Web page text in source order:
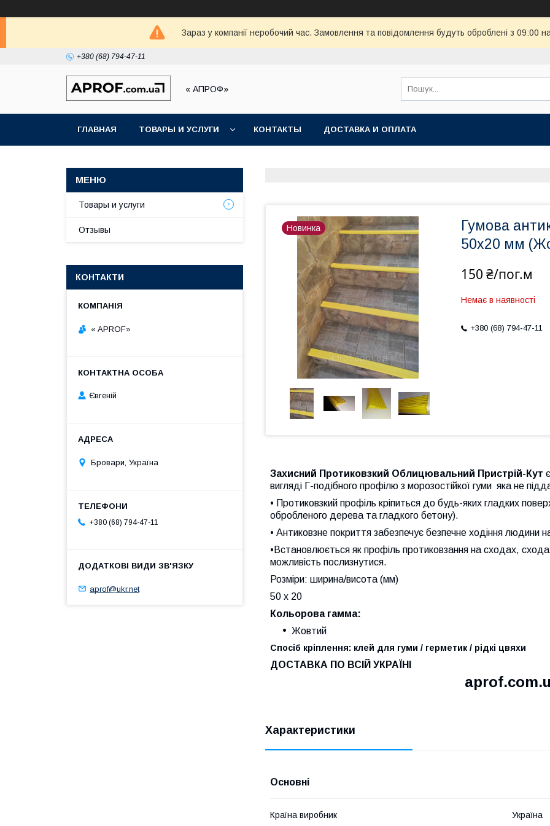
Зараз у компанії неробочий час. Замовлення та повідомлення будуть оброблені з 09:00
+380 (68) 794-47-11
« АПРОФ»
ГЛАВНАЯ ТОВАРЫ И УСЛУГИ КОНТАКТЫ ДОСТАВКА И ОПЛАТА
Новинка
Гумова
50х20 мм
150 ₴/пог.м
Немає в наявності
+380 (68) 794-47-11
Захисний Протиковзкий Облицювальний Пристрій-Кут
вигляді Г-подібного профілю з морозостійкої гуми яка не
• Протиковзкий профіль кріпиться до будь-яких гладких
обробленого дерева та гладкого бетону).
• Антиковзне покриття забезпечує безпечне ходіння людини
•Встановлюється як профіль протиковзання на сходах,
можливість послизнутися.
Розміри: ширина/висота (мм)
50 х 20
Кольорова гамма:
Жовтий
Спосіб кріплення: клей для гуми / герметик / рідкі цвяхи
ДОСТАВКА ПО ВСІЙ УКРАЇНІ
a
Характеристики
Основні
Країна виробник Україна
Товары и услуги
Отзывы
КОНТАКТИ
« APROF»
Євгеній
Бровари, Україна
+380 (68) 794-47-11
aprof@ukr.net